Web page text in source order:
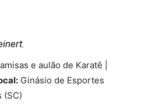
e aulão de Karatê |
Ginásio de Esportes
(SC)